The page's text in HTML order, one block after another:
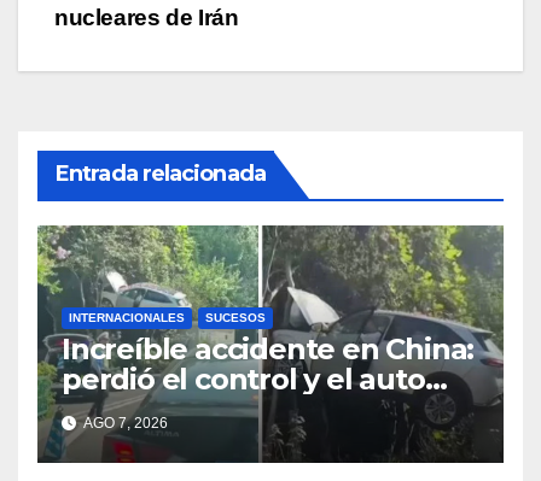
nucleares de Irán
Entrada relacionada
INTERNACIONALES SUCESOS
Increíble accidente en China:
perdió el control y el auto
terminó incrustado en un
árbol
AGO 7, 2026